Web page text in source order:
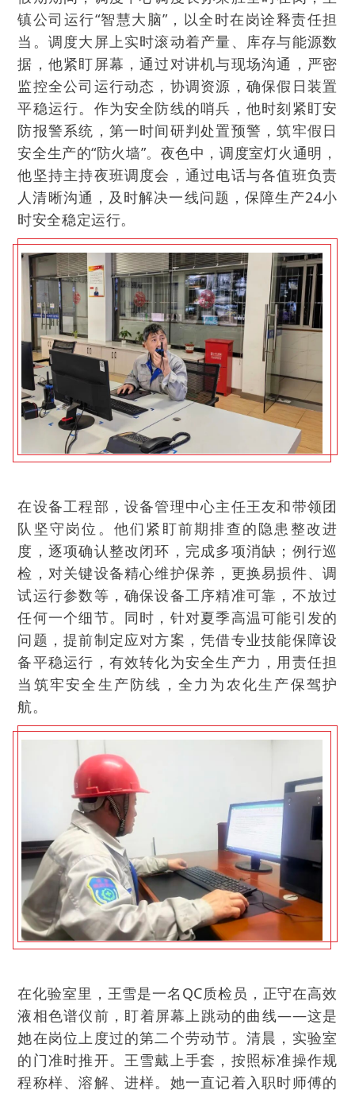
镇公司运行“智慧大脑”，以全时在岗诠释责任担
当。调度大屏上实时滚动着产量、库存与能源数
据，他紧盯屏幕，通过对讲机与现场沟通，严密
监控全公司运行动态，协调资源，确保假日装置
平稳运行。作为安全防线的哨兵，他时刻紧盯安
防报警系统，第一时间研判处置预警，筑牢假日
安全生产的“防火墙”。夜色中，调度室灯火通明，
他坚持主持夜班调度会，通过电话与各值班负责
人清晰沟通，及时解决一线问题，保障生产24小
时安全稳定运行。
在设备工程部，设备管理中心主任王友和带领团
队坚守岗位。他们紧盯前期排查的隐患整改进
度，逐项确认整改闭环，完成多项消缺；例行巡
检，对关键设备精心维护保养，更换易损件、调
试运行参数等，确保设备工序精准可靠，不放过
任何一个细节。同时，针对夏季高温可能引发的
问题，提前制定应对方案，凭借专业技能保障设
备平稳运行，有效转化为安全生产力，用责任担
当筑牢安全生产防线，全力为农化生产保驾护
航。
在化验室里，王雪是一名QC质检员，正守在高效
液相色谱仪前，盯着屏幕上跳动的曲线——这是
她在岗位上度过的第二个劳动节。清晨，实验室
的门准时推开。王雪戴上手套，按照标准操作规
程称样、溶解、进样。她一直记着入职时师傅的